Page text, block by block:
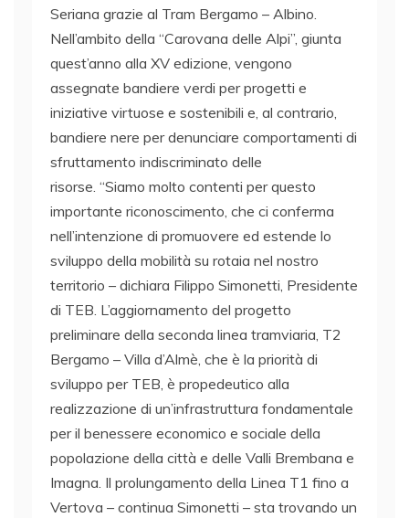
Seriana grazie al Tram Bergamo – Albino.
Nell’ambito della “Carovana delle Alpi”, giunta
quest’anno alla XV edizione, vengono
assegnate bandiere verdi per progetti e
iniziative virtuose e sostenibili e, al contrario,
bandiere nere per denunciare comportamenti di
sfruttamento indiscriminato delle
risorse. “Siamo molto contenti per questo
importante riconoscimento, che ci conferma
nell’intenzione di promuovere ed estende lo
sviluppo della mobilità su rotaia nel nostro
territorio – dichiara Filippo Simonetti, Presidente
di TEB. L’aggiornamento del progetto
preliminare della seconda linea tramviaria, T2
Bergamo – Villa d’Almè, che è la priorità di
sviluppo per TEB, è propedeutico alla
realizzazione di un’infrastruttura fondamentale
per il benessere economico e sociale della
popolazione della città e delle Valli Brembana e
Imagna. Il prolungamento della Linea T1 fino a
Vertova – continua Simonetti – sta trovando un